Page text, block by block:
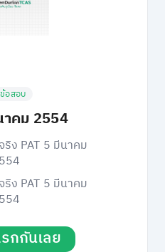
อสอบ
าคม 2554
ง PAT 5 มีนาคม
ง PAT 5 มีนาคม
กกันเลย